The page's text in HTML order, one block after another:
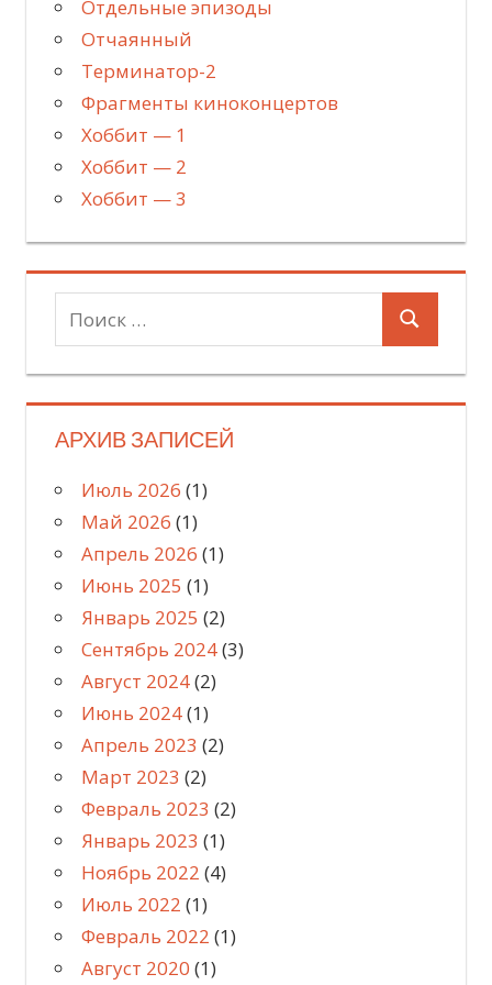
Отдельные эпизоды
Отчаянный
Терминатор-2
Фрагменты киноконцертов
Хоббит — 1
Хоббит — 2
Хоббит — 3
Поиск
для:
Поиск
АРХИВ ЗАПИСЕЙ
Июль 2026 (1)
Май 2026 (1)
Апрель 2026 (1)
Июнь 2025 (1)
Январь 2025 (2)
Сентябрь 2024(3)
Август 2024(2)
Июнь 2024(1)
Апрель 2023 (2)
Март 2023 (2)
Февраль 2023 (2)
Январь 2023 (1)
Ноябрь 2022 (4)
Июль 2022 (1)
Февраль 2022 (1)
Август 2020 (1)